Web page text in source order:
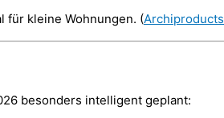
für kleine Wohnungen. (Archiproducts
besonders intelligent geplant: